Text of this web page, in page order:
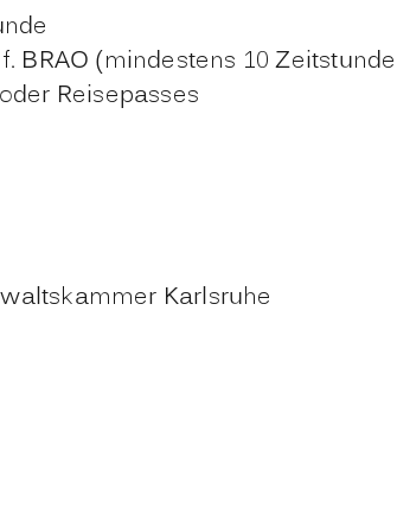
BRAO (mindestens 10
Reisepasses
Karlsruhe